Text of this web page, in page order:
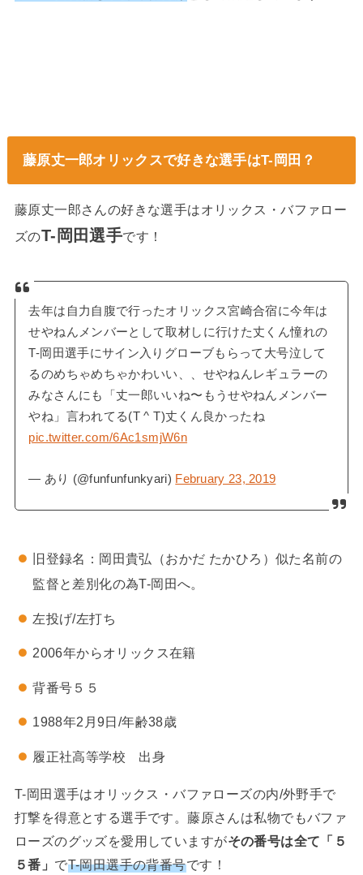
藤原丈一郎オリックスで好きな選手はT-岡田？
藤原丈一郎さんの好きな選手はオリックス・バファロー
ズのT-岡田選手です！
去年は自力自腹で行ったオリックス宮崎合宿に今年は
せやねんメンバーとして取材しに行けた丈くん憧れの
T-岡田選手にサイン入りグローブもらって大号泣して
るのめちゃめちゃかわいい、、せやねんレギュラーの
みなさんにも「丈一郎いいね〜もうせやねんメンバー
やね」言われてる(T ^ T)丈くん良かったね
pic.twitter.com/6Ac1smjW6n
— あり (@funfunfunkyari) February 23, 2019
旧登録名：岡田貴弘（おかだ たかひろ）似た名前の
監督と差別化の為T-岡田へ。
左投げ/左打ち
2006年からオリックス在籍
背番号５５
1988年2月9日/年齢38歳
履正社高等学校 出身
T-岡田選手はオリックス・バファローズの内/外野手で
打撃を得意とする選手です。藤原さんは私物でもバファ
ローズのグッズを愛用していますがその番号は全て「５
５番」 でT-岡田選手の背番号です！